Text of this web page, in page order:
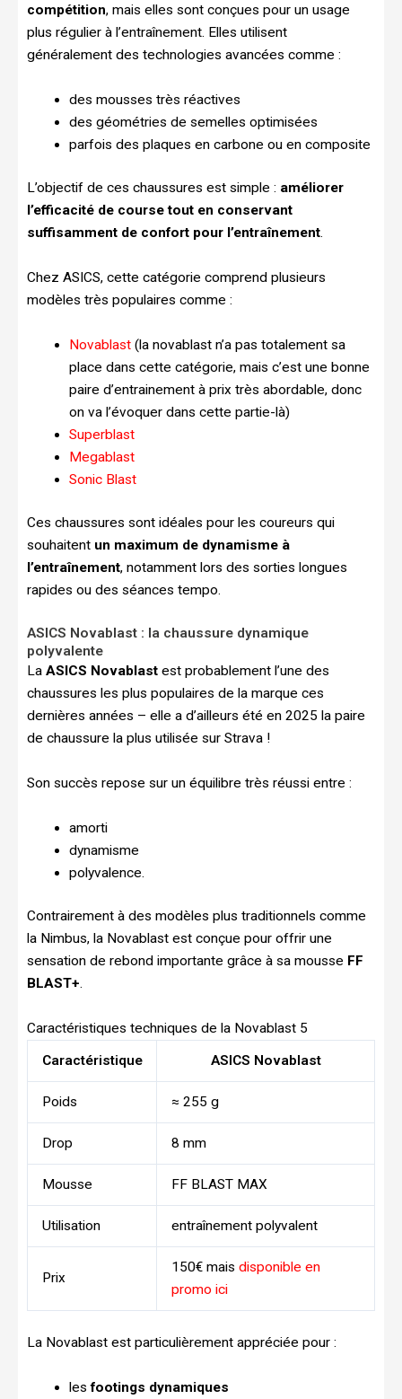
compétition, mais elles sont conçues pour un usage
plus régulier à l’entraînement. Elles utilisent
généralement des technologies avancées comme :
des mousses très réactives
des géométries de semelles optimisées
parfois des plaques en carbone ou en composite
L’objectif de ces chaussures est simple : améliorer
l’efficacité de course tout en conservant
suffisamment de confort pour l’entraînement.
Chez ASICS, cette catégorie comprend plusieurs
modèles très populaires comme :
Novablast(la novablast n’a pas totalement sa
place dans cette catégorie, mais c’est une bonne
paire d’entrainement à prix très abordable, donc
on va l’évoquer dans cette partie-là)
Superblast
Megablast
Sonic Blast
Ces chaussures sont idéales pour les coureurs qui
souhaitent un maximum de dynamisme à
l’entraînement, notamment lors des sorties longues
rapides ou des séances tempo.
ASICS Novablast : la chaussure dynamique
polyvalente
La ASICS Novablast est probablement l’une des
chaussures les plus populaires de la marque ces
dernières années – elle a d’ailleurs été en 2025 la paire
de chaussure la plus utilisée sur Strava !
Son succès repose sur un équilibre très réussi entre :
amorti
dynamisme
polyvalence.
Contrairement à des modèles plus traditionnels comme
la Nimbus, la Novablast est conçue pour offrir une
sensation de rebond importante grâce à sa mousse FF
BLAST+.
Caractéristiques techniques de la Novablast 5
Caractéristique
ASICS Novablast
Poids ≈ 255 g
Drop 8 mm
Mousse FF BLAST MAX
Utilisation entraînement polyvalent
Prix
150€ mais disponible en
promo ici
La Novablast est particulièrement appréciée pour :
lesfootings dynamiques